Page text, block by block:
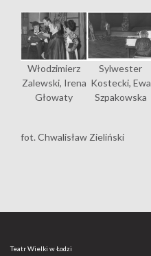
Włodzimierz
Zalewski, Irena
Głowaty
Sylwester
Kostecki, Ewa
Szpakowska
fot. Chwalisław Zieliński
Teatr Wielki w Łodzi